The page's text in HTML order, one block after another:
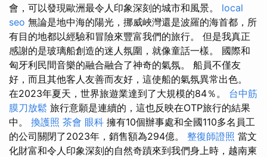
會，可以發現歐洲最令人印象深刻的城市和風景。 local
seo 無論是地中海的陽光，挪威峽灣還是波羅的海首都，所
有目的地都以經驗和冒險來豐富我們的旅行。 但是我真正
感謝的是玻璃船創造的迷人氛圍，就像童話一樣。 國際和
匈牙利民間音樂的融合融合了神奇的氣氛。 船員不僅友
好，而且其他客人友善而友好，這使船的氣氛異常出色。
在2023年夏天，世界旅遊業達到了大規模的84％。 台中筋
膜刀放鬆 旅行意願是連續的，這也反映在OTP旅行的結果
中。 換護照 茶會 眼科 擁有10個辦事處和全國110多名員工
的公司關閉了2023年，銷售額為294億。 整復師證照 當文
化財富和令人印象深刻的自然奇蹟來到我們身上時，越南柬